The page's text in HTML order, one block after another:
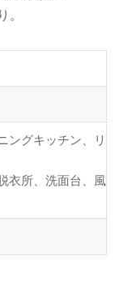
ングキッチン、リ
衣所、洗面台、風